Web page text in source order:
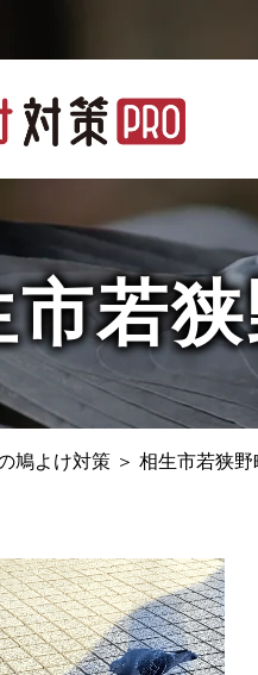
市若
鳩よけ対策 ＞ 相生市若狭